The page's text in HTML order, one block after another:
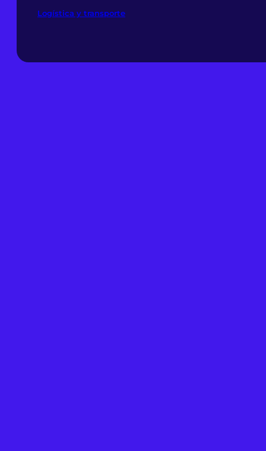
Logística y transporte